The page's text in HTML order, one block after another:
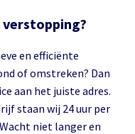
en efficiënte
of omstreken? Dan
aan het juiste adres.
staan wij 24 uur per
niet langer en